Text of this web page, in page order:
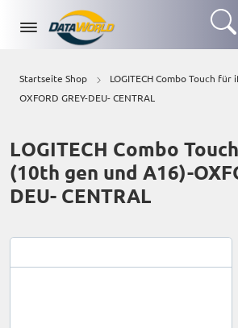
Startseite Shop
LOGITECH Combo Touch
OXFORD GREY-DEU- CENTRAL
LOGITECH Combo
(10th gen und A16)-
DEU- CENTRAL